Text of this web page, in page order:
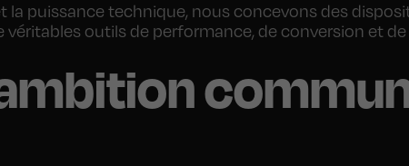
puissance technique, nous concevons des
outils de performance, de conversion et de